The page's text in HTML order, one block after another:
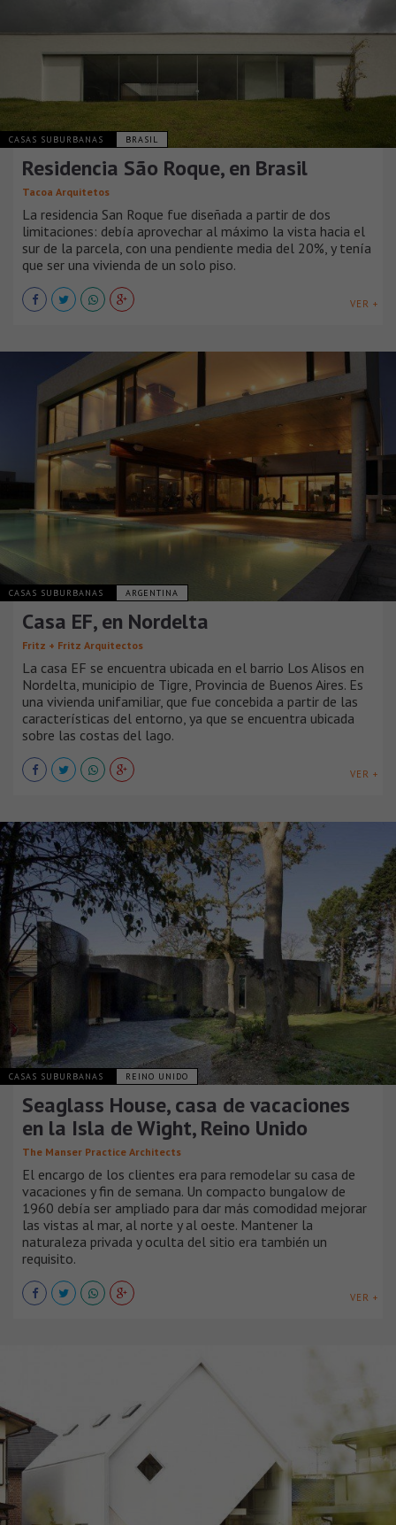
CASAS SUBURBANAS BRASIL
Residencia São Roque, en Brasil
Tacoa Arquitetos
La residencia San Roque fue diseñada a partir de dos
limitaciones: debía aprovechar al máximo la vista hacia el
sur de la parcela, con una pendiente media del 20%, y tenía
que ser una vivienda de un solo piso.
VER +
CASAS SUBURBANAS ARGENTINA
Casa EF, en Nordelta
Fritz + Fritz Arquitectos
La casa EF se encuentra ubicada en el barrio Los Alisos en
Nordelta, municipio de Tigre, Provincia de Buenos Aires. Es
una vivienda unifamiliar, que fue concebida a partir de las
características del entorno, ya que se encuentra ubicada
sobre las costas del lago.
VER +
CASAS SUBURBANAS REINO UNIDO
Seaglass House, casa de vacaciones
en la Isla de Wight, Reino Unido
The Manser Practice Architects
El encargo de los clientes era para remodelar su casa de
vacaciones y fin de semana. Un compacto bungalow de
1960 debía ser ampliado para dar más comodidad mejorar
las vistas al mar, al norte y al oeste. Mantener la
naturaleza privada y oculta del sitio era también un
requisito.
VER +